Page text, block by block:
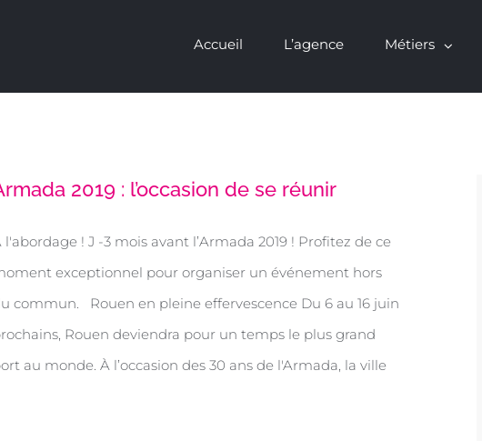
Accueil L’agence Métiers
2019 : l’occasion de se réunir
l'abordage ! J -3 mois avant l’Armada 2019 ! Profitez de ce
exceptionnel pour organiser un événement hors
commun. Rouen en pleine effervescence Du 6 au 16 juin
Rouen deviendra pour un temps le plus grand
au monde. À l’occasion des 30 ans de l'Armada, la ville
En continuant à utiliser le site, vous acceptez